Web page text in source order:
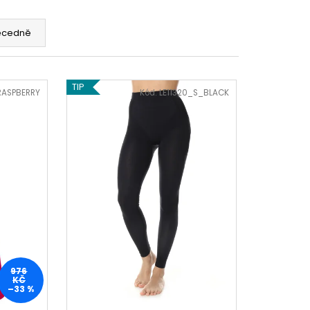
976
KČ
–33 %
TIP Kód:LE11320_S_BLACK
3 KS.